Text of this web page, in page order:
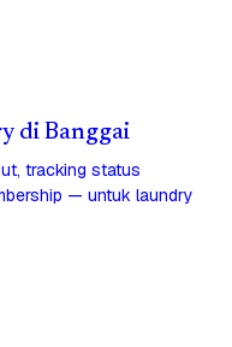
di Banggai
tracking status
— untuk laundry